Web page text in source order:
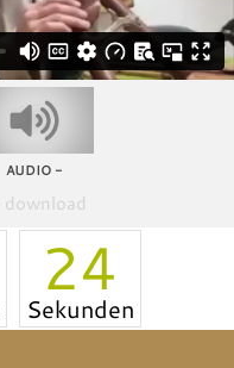
AUDIO -
download
24
Sekunden